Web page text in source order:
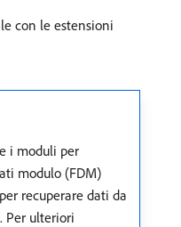
con le estensioni
i moduli per
modulo (FDM)
recuperare dati da
Per ulteriori